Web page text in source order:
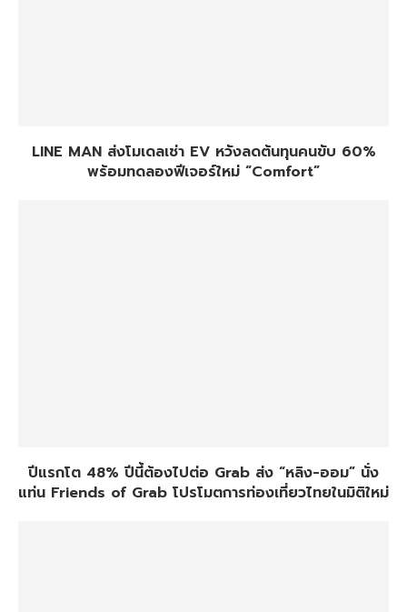
LINE MAN ส่งโมเดลเช่า EV หวังลดต้นทุนคนขับ 60%
พร้อมทดลองฟีเจอร์ใหม่ “Comfort”
ปีแรกโต 48% ปีนี้ต้องไปต่อ Grab ส่ง “หลิง-ออม” นั่ง
แท่น Friends of Grab โปรโมตการท่องเที่ยวไทยในมิติใหม่